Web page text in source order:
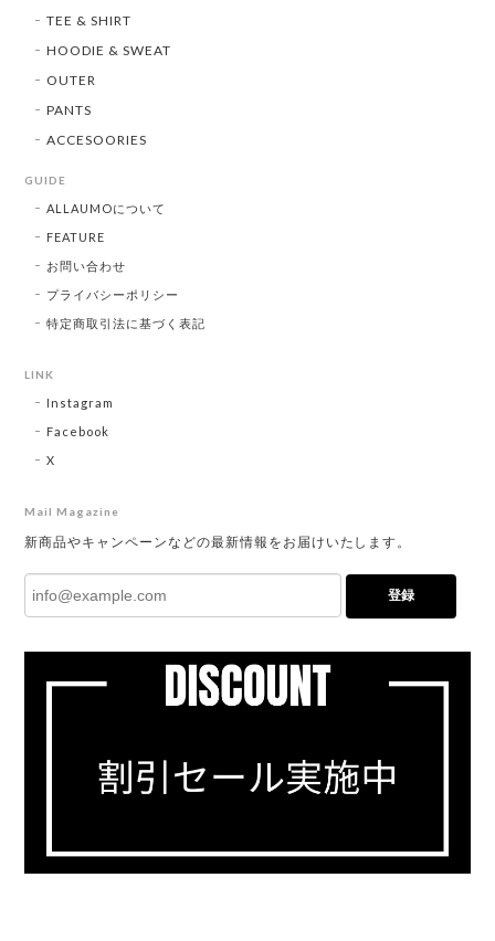
TEE & SHIRT
HOODIE & SWEAT
OUTER
PANTS
ACCESOORIES
GUIDE
ALLAUMOについて
FEATURE
お問い合わせ
プライバシーポリシー
特定商取引法に基づく表記
LINK
Instagram
Facebook
X
Mail Magazine
新商品やキャンペーンなどの最新情報をお届けいたします。
登録